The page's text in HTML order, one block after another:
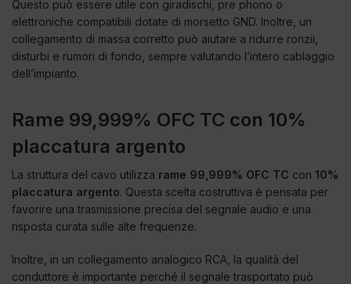
Questo può essere utile con giradischi, pre phono o
elettroniche compatibili dotate di morsetto GND. Inoltre, un
collegamento di massa corretto può aiutare a ridurre ronzii,
disturbi e rumori di fondo, sempre valutando l’intero cablaggio
dell’impianto.
Rame 99,999% OFC TC con 10%
placcatura argento
La struttura del cavo utilizza rame 99,999% OFC TC con 10%
placcatura argento. Questa scelta costruttiva è pensata per
favorire una trasmissione precisa del segnale audio e una
risposta curata sulle alte frequenze.
Inoltre, in un collegamento analogico RCA, la qualità del
conduttore è importante perché il segnale trasportato può